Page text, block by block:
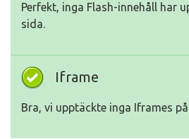
Perfekt, inga Flash-innehåll har
sida.
Iframe
Bra, vi upptäckte inga Iframes